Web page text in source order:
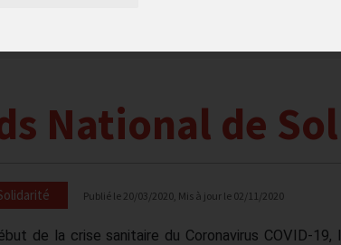
National de
Publié le 20/03/2020 , Mis à jour le 02/11/2020
de la crise sanitaire du Coronavirus COVID-